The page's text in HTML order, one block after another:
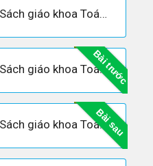
Giải bài 39 trang 129 - Sách giáo khoa Toán 9 tập 2
Bài trước
Giải bài 40 trang 129 - Sách giáo khoa Toán 9 tập 2
Bài sau
Giải bài 42 trang 130 - Sách giáo khoa Toán 9 tập 2